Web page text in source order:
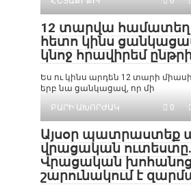
12 տարվա համատեղ
հետո կինս
կնոջ հրավիրեմ
Ես ու կինս արդեն 12 տարի
երբ նա ցանկացավ, որ մի
ԲԱՐԻ ԱԽՈՐԺԱԿ
0
Այսօր պատրաստեք
վրացական ուտեստը.
Վրացական
շարունակում է